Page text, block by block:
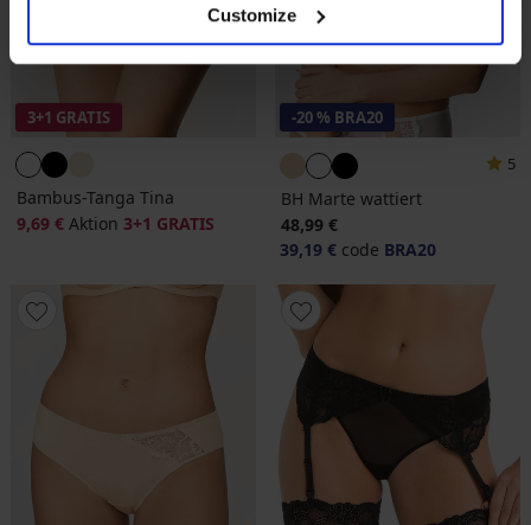
Customize
3+1 GRATIS
Bambus-Tanga Tina
9,69 € Aktion 3+1 GRATIS
-20 % BRA20
5
BH Marte wattiert
48,99 €
39,19 € code BRA20